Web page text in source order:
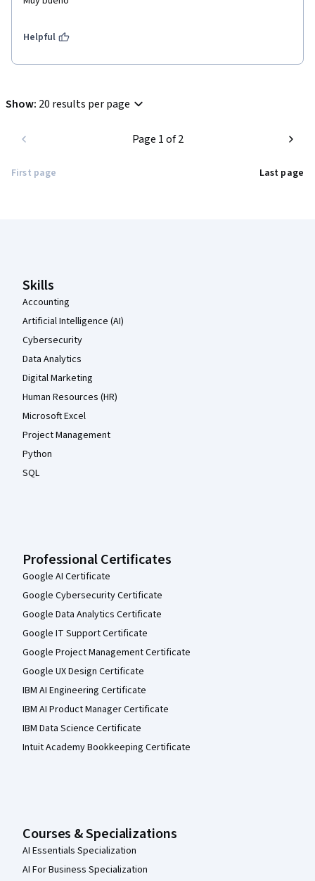
Helpful
Show: 20 results per page
First page
Page 1 of 2
Last page
Skills
Accounting
Artificial Intelligence (AI)
Cybersecurity
Data Analytics
Digital Marketing
Human Resources (HR)
Microsoft Excel
Project Management
Python
SQL
Professional Certificates
Google AI Certificate
Google Cybersecurity Certificate
Google Data Analytics Certificate
Google IT Support Certificate
Google Project Management Certificate
Google UX Design Certificate
IBM AI Engineering Certificate
IBM AI Product Manager Certificate
IBM Data Science Certificate
Intuit Academy Bookkeeping Certificate
Courses & Specializations
AI Essentials Specialization
AI For Business Specialization